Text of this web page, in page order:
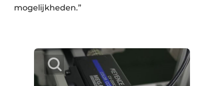
mogelijkheden.”